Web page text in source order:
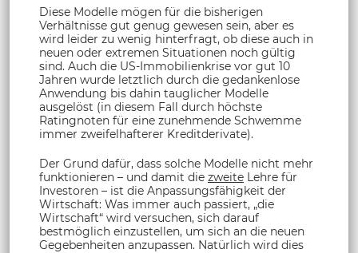
Diese Modelle mögen für die bisherigen
Verhältnisse gut genug gewesen sein, aber es
wird leider zu wenig hinterfragt, ob diese auch in
neuen oder extremen Situationen noch gültig
sind. Auch die US-Immobilienkrise vor gut 10
Jahren wurde letztlich durch die gedankenlose
Anwendung bis dahin tauglicher Modelle
ausgelöst (in diesem Fall durch höchste
Ratingnoten für eine zunehmende Schwemme
immer zweifelhafterer Kreditderivate).
Der Grund dafür, dass solche Modelle nicht mehr
funktionieren – und damit die zweite Lehre für
Investoren – ist die Anpassungsfähigkeit der
Wirtschaft: Was immer auch passiert, „die
Wirtschaft“ wird versuchen, sich darauf
bestmöglich einzustellen, um sich an die neuen
Gegebenheiten anzupassen. Natürlich wird dies